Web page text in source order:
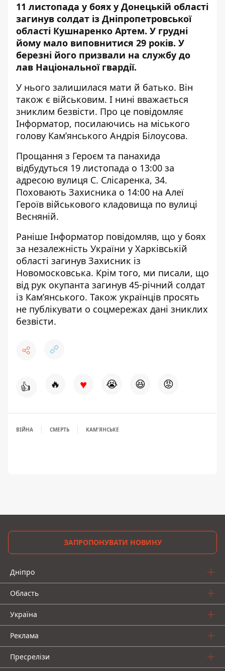
11 листопада у боях у Донецькій області
загинув солдат із Дніпропетровської
області Кушнаренко Артем. У грудні
йому мало виповнитися 29 років. У
березні його призвали на службу до
лав Національної гвардії.
У нього залишилася мати й батько. Він
також є військовим. І нині вважається
зниклим безвісти. Про це повідомляє
Інформатор, посилаючись на міського
голову Кам’янського Андрія Білоусова.
Прощання з Героєм та панахида
відбудуться 19 листопада о 13:00 за
адресою вулиця С. Слісаренка, 34.
Поховають Захисника о 14:00 на Алеї
Героїв військового кладовища по вулиці
Весняній.
Раніше Інформатор повідомляв, що у боях
за незалежність України у Харківській
області загинув Захисник із
Новомосковська. Крім того, ми писали, що
від рук окупанта загинув 45-річний солдат
із Кам’янського. Також українців просять
не публікувати о соцмережах дані зниклих
безвісти.
👍 🔥 ♥ 😭 😆 😡
ВІЙНА СМЕРТЬ КАМ'ЯНСЬКЕ
ЗАПРОПОНУВАТИ НОВИНУ
Дніпро
Область
Україна
Реклама
Пресрелізи